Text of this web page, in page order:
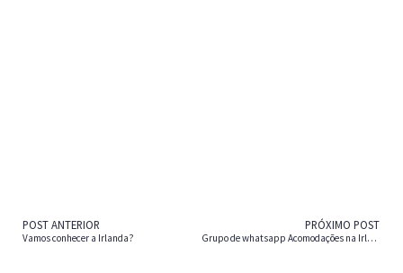
POST ANTERIOR
Vamos conhecer a Irlanda?
PRÓXIMO POST
Grupo de whatsapp Acomodações na Irlanda 9